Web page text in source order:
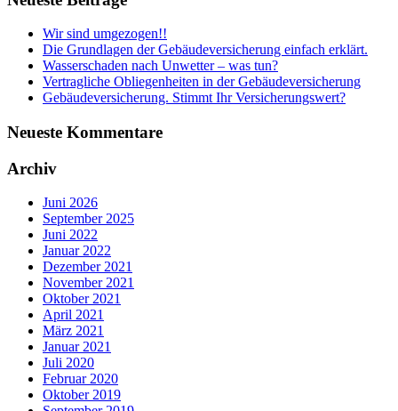
Wir sind umgezogen!!
Die Grundlagen der Gebäudeversicherung einfach erklärt.
Wasserschaden nach Unwetter – was tun?
Vertragliche Obliegenheiten in der Gebäudeversicherung
Gebäudeversicherung. Stimmt Ihr Versicherungswert?
Neueste Kommentare
Archiv
Juni 2026
September 2025
Juni 2022
Januar 2022
Dezember 2021
November 2021
Oktober 2021
April 2021
März 2021
Januar 2021
Juli 2020
Februar 2020
Oktober 2019